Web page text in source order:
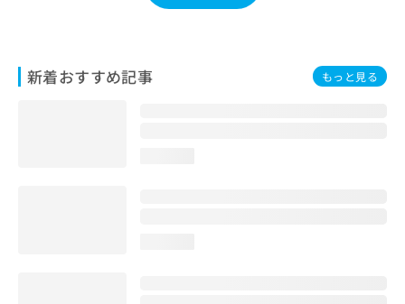
新着おすすめ記事 もっと見る
合
わ